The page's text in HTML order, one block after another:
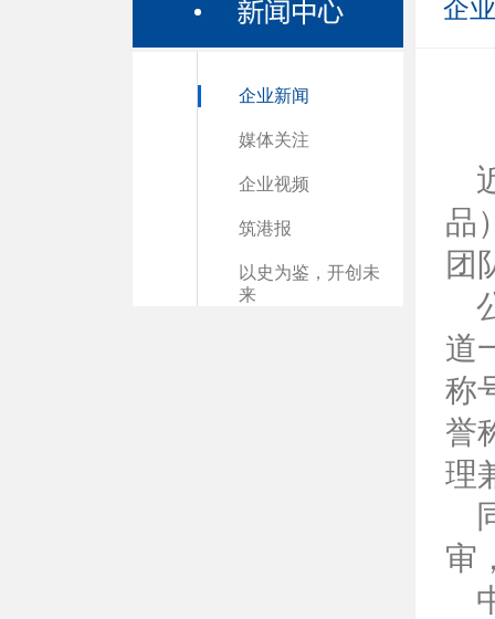
企业新闻
媒体关注
企业视频
筑港报
以史为鉴，开创未
来
企
品
团
道
称
誉
理
审